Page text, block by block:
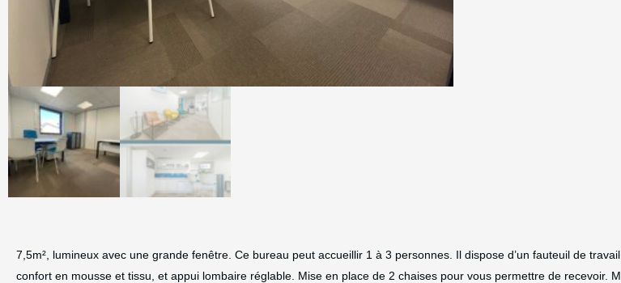
7,5m², lumineux avec une grande fenêtre. Ce bureau peut accueillir 1 à 3 personnes. Il dispose d’un fauteuil de
confort en mousse et tissu, et appui lombaire réglable. Mise en place de 2 chaises pour vous permettre de recevoir.